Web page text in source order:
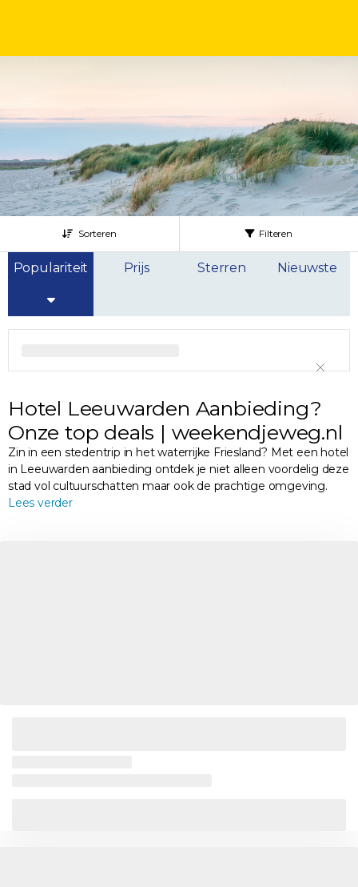
Sorteren Filteren
Populariteit Prijs Sterren Nieuwste
Hotel Leeuwarden Aanbieding?
Onze top deals | weekendjeweg.nl
Zin in een stedentrip in het waterrijke Friesland? Met een hotel
in Leeuwarden aanbieding ontdek je niet alleen voordelig deze
stad vol cultuurschatten maar ook de prachtige omgeving.
Lees verder